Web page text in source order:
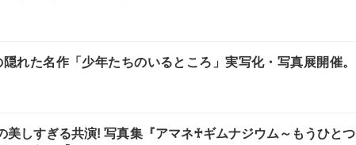
れた名作「少年たちのいるところ」実写化・写真展開催。
美しすぎる共演! 写真集『アマネ♰ギムナジウム～もうひとつ